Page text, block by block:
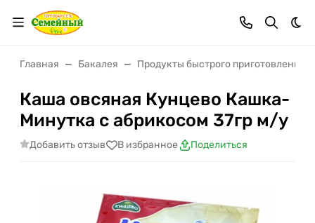
Главная Бакалея Продукты быстрого приготовления
Каша овсяная Кунцево Кашка-
Минутка с абрикосом 37гр м/у
Добавить отзыв В избранное Поделиться